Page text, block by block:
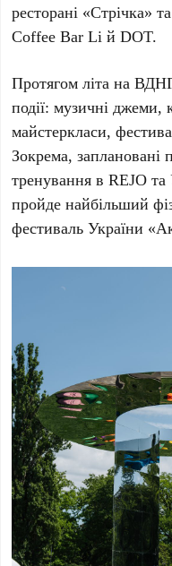
ресторані «Стрічка»
Coffee Bar Li йDOT.
Протягом літа на
події: музичні джеми,
майстеркласи,
Зокрема, заплановані
тренування вREJO та
пройде найбільший
фестиваль України